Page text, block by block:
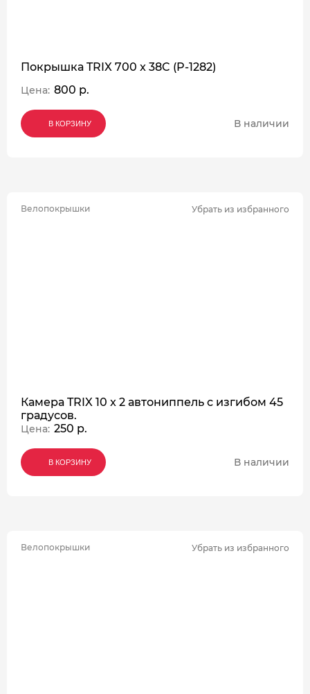
Покрышка TRIX 700 x 38C (P-1282)
Цена: 800 р.
В КОРЗИНУ
В КОРЗИНУ
В КОРЗИНУ В наличии
Велопокрышки Убрать из избранного
Камера TRIX 10 x 2 автониппель с изгибом 45
градусов.
Цена: 250 р.
В КОРЗИНУ
В КОРЗИНУ
В КОРЗИНУ В наличии
Велопокрышки Убрать из избранного